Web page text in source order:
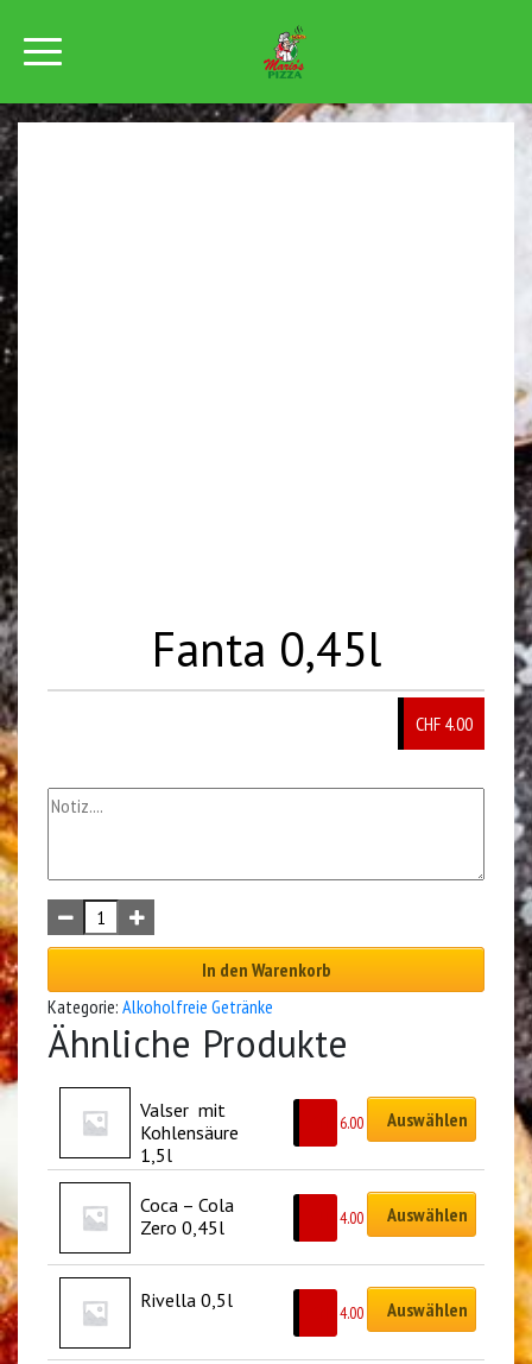
Fanta 0,45l
CHF 4.00
In den Warenkorb
Kategorie: Alkoholfreie Getränke
Ähnliche Produkte
Valser  mit
Kohlensäure
1,5l
6.00 Auswählen
Coca – Cola
Zero 0,45l
4.00 Auswählen
Rivella 0,5l
4.00 Auswählen